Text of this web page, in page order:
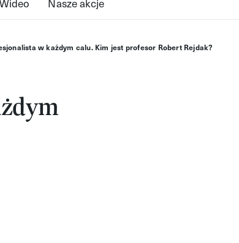
w każdym calu. Kim jest profesor Robert Rejdak?